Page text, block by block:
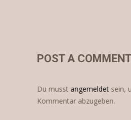
POST A COMMENT
Du musst angemeldet sein,
Kommentar abzugeben.